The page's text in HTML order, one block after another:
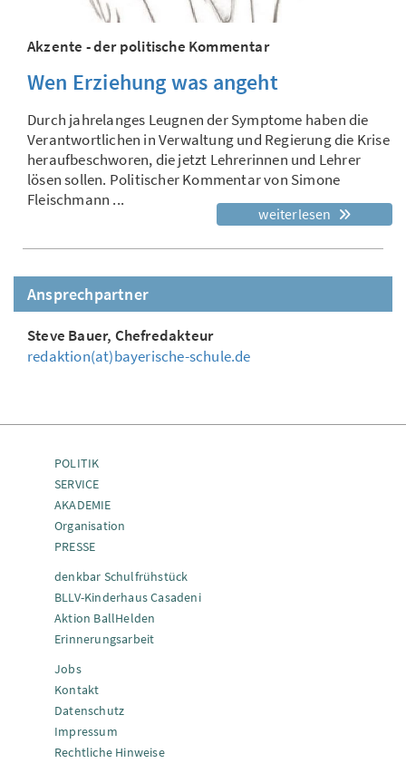
Akzente - der politische Kommentar
Wen Erziehung was angeht
Durch jahrelanges Leugnen der Symptome haben die
Verantwortlichen in Verwaltung und Regierung die Krise
heraufbeschworen, die jetzt Lehrerinnen und Lehrer
lösen sollen. Politischer Kommentar von Simone
Fleischmann ...
weiterlesen
Ansprechpartner
Steve Bauer, Chefredakteur
redaktion(at)bayerische-schule.de
POLITIK
SERVICE
AKADEMIE
Organisation
PRESSE
denkbar Schulfrühstück
BLLV-Kinderhaus Casadeni
Aktion BallHelden
Erinnerungsarbeit
Jobs
Kontakt
Datenschutz
Impressum
Rechtliche Hinweise